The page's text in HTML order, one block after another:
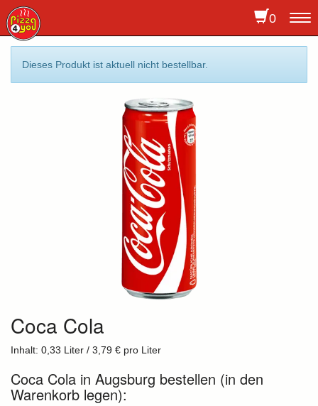
0
Dieses Produkt ist aktuell nicht bestellbar.
Coca Cola
Inhalt: 0,33 Liter / 3,79 € pro Liter
Coca Cola in Augsburg bestellen (in den
Warenkorb legen):